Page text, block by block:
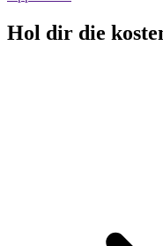
Hol dir die